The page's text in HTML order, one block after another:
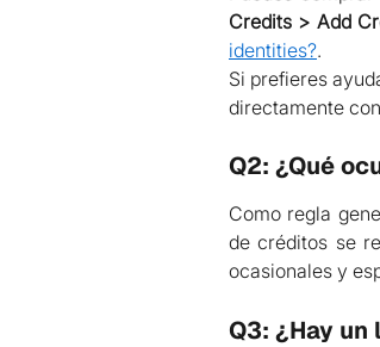
Credits > Add
identities?.
Si prefieres
directamente
Q2: ¿Qué
Como regla
de créditos se
ocasionales y
Q3: ¿Hay